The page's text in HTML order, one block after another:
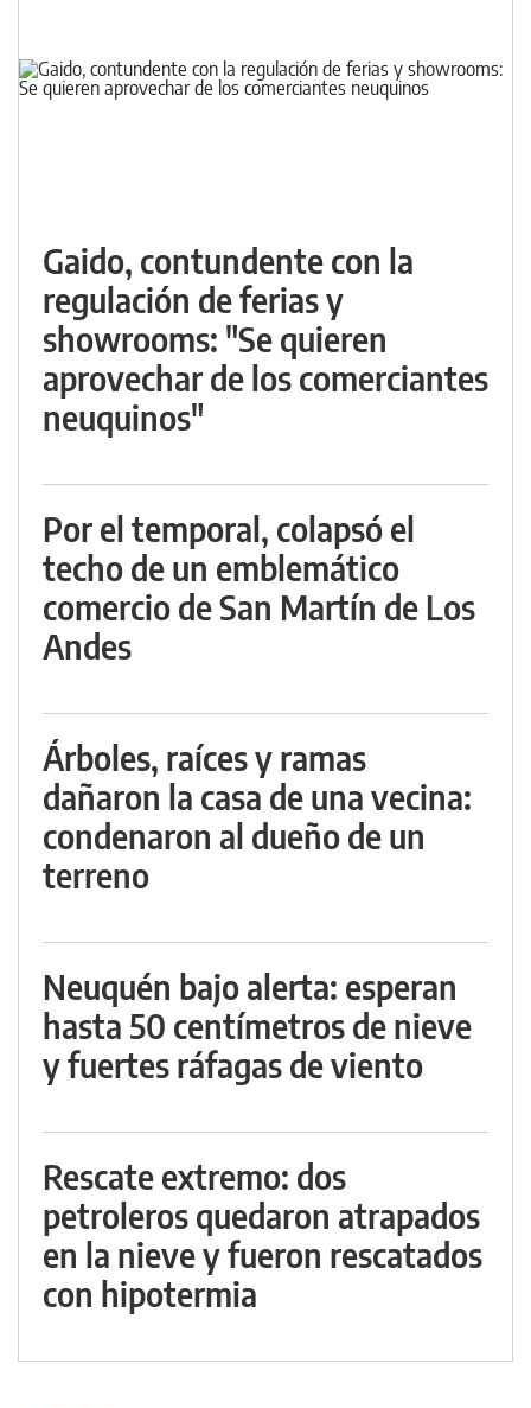
Gaido, contundente con la
regulación de ferias y
showrooms: "Se quieren
aprovechar de los comerciantes
neuquinos"
Por el temporal, colapsó el
techo de un emblemático
comercio de San Martín de Los
Andes
Árboles, raíces y ramas
dañaron la casa de una vecina:
condenaron al dueño de un
terreno
Neuquén bajo alerta: esperan
hasta 50 centímetros de nieve
y fuertes ráfagas de viento
Rescate extremo: dos
petroleros quedaron atrapados
en la nieve y fueron rescatados
con hipotermia